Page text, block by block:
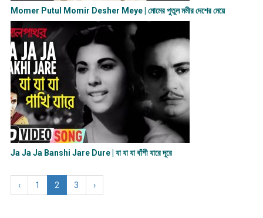
Momer Putul Momir Desher Meye | মোমের পুতুল মমীর দেশের মেয়ে
Ja Ja Ja Banshi Jare Dure | যা যা যা বাঁশী যারে দূরে
‹ 1 2 3 ›